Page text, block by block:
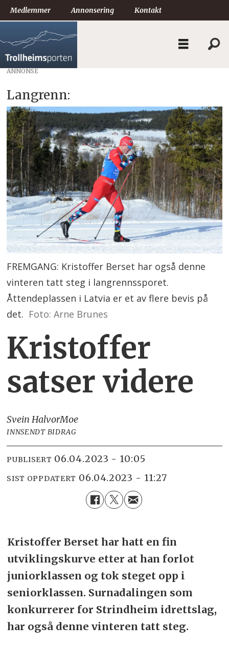
Medlemmer Annonsering Kontakt
ANNONSE
Langrenn:
FREMGANG: Kristoffer Berset har også denne
vinteren tatt steg i langrennssporet.
Åttendeplassen i Latvia er et av flere bevis på
det. Foto: Arne Brunes
Kristoffer
satser videre
Svein HalvorMoe
INNSENDT BIDRAG
PUBLISERT 06.04.2023 - 10:05
SIST OPPDATERT 06.04.2023 - 11:27
Kristoffer Berset har hatt en fin
utviklingskurve etter at han forlot
juniorklassen og tok steget opp i
seniorklassen. Surnadalingen som
konkurrerer for Strindheim idrettslag,
har også denne vinteren tatt steg.